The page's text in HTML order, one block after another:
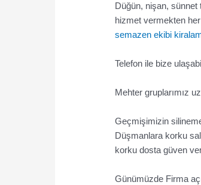
Düğün, nişan, sünnet
hizmet vermekten
semazen ekibi
Telefon ile bize
Mehter gruplarımız
Geçmişimizin
Düşmanlara korku
korku dosta güven
Günümüzde Firma